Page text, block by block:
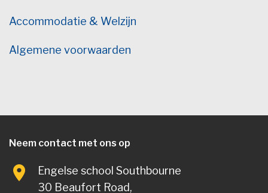
Accommodatie & Welzijn
Algemene voorwaarden
Neem contact met ons op
Engelse school Southbourne
30 Beaufort Road,